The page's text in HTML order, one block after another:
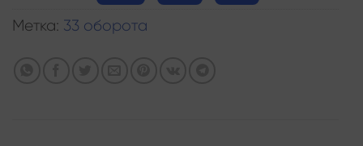
Метка: 33 оборота